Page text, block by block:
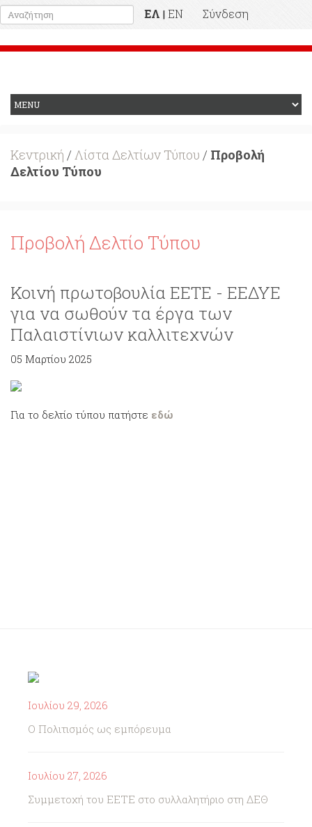
ΕΛ | EN
Σύνδεση
Κεντρική / Λίστα Δελτίων Τύπου / Προβολή
Δελτίου Τύπου
Προβολή Δελτίο Τύπου
Κοινή πρωτοβουλία ΕΕΤΕ - ΕΕΔΥΕ
για να σωθούν τα έργα των
Παλαιστίνιων καλλιτεχνών
05 Μαρτίου 2025
Για το δελτίο τύπου πατήστε εδώ
Ιουλίου 29, 2026
Ο Πολιτισμός ως εμπόρευμα
Ιουλίου 27, 2026
Συμμετοχή του ΕΕΤΕ στο συλλαλητήριο στη ΔΕΘ